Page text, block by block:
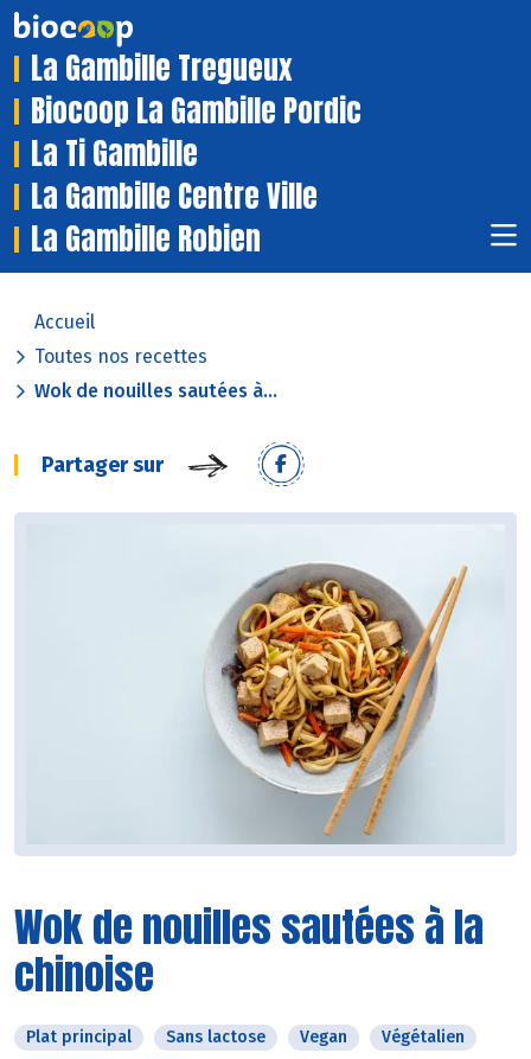
La Gambille Tregueux
Biocoop La Gambille Pordic
La Ti Gambille
La Gambille Centre Ville
La Gambille Robien
Accueil
Toutes nos recettes
Wok de nouilles sautées à...
Partager sur
Wok de nouilles sautées à la
chinoise
Plat principal Sans lactose Vegan
Végétalien